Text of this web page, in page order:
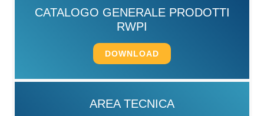
CATALOGO GENERALE PRODOTTI
RWPI
DOWNLOAD
AREA TECNICA